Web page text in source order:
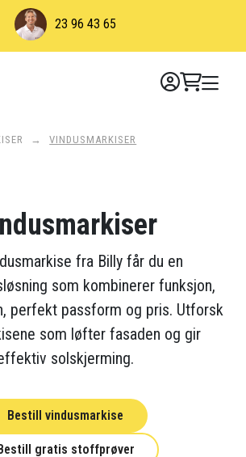
23 96 43 65
→ VINDUSMARKISER
fra Billy får du en
som kombinerer funksjon,
perfekt passform og pris. Utforsk
som løfter fasaden og gir
solskjerming.
Bestill vindusmarkise
gratis stoffprøver